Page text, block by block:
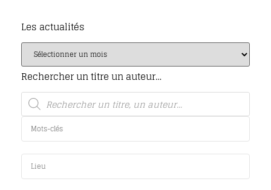
Les actualités
Rechercher un titre un auteur…